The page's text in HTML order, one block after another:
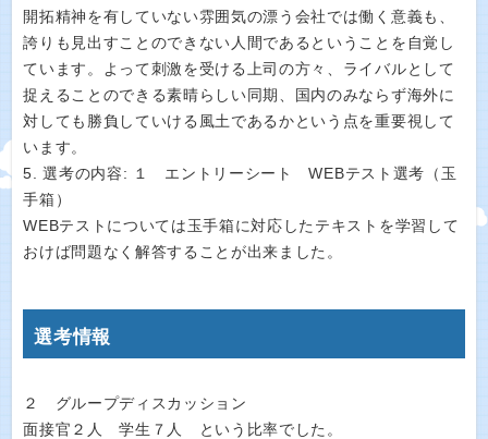
開拓精神を有していない雰囲気の漂う会社では働く意義も、
誇りも見出すことのできない人間であるということを自覚し
ています。よって刺激を受ける上司の方々、ライバルとして
捉えることのできる素晴らしい同期、国内のみならず海外に
対しても勝負していける風土であるかという点を重要視して
います。
5. 選考の内容: １ エントリーシート WEBテスト選考（玉
手箱）
WEBテストについては玉手箱に対応したテキストを学習して
おけば問題なく解答することが出来ました。
選考情報
２ グループディスカッション
面接官２人 学生７人 という比率でした。